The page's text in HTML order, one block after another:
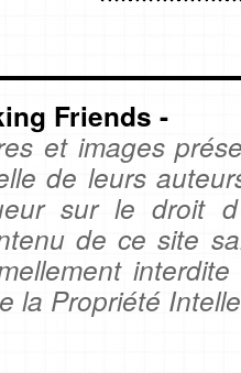
Friends -
et images
de leurs
sur le droit
de ce site
la Propriété